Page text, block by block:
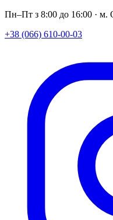
Пн–Пт з 8:00 до 16:00 · м.
+38 (066) 610-00-03